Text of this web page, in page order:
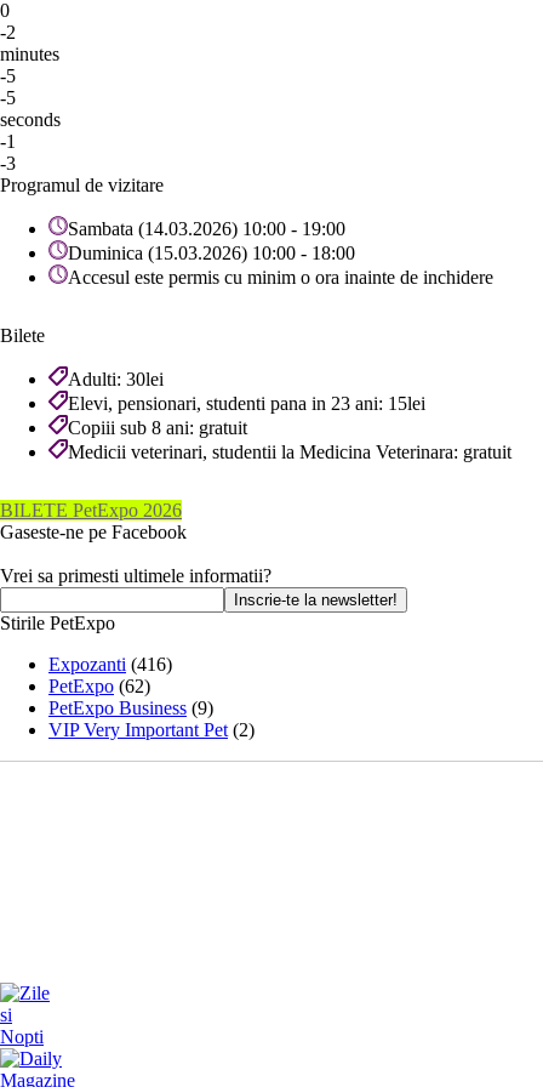
0
-2
minutes
-5
-5
seconds
-1
-3
Programul de vizitare
Sambata (14.03.2026) 10:00 - 19:00
Duminica (15.03.2026) 10:00 - 18:00
Accesul este permis cu minim o ora inainte de inchidere
Bilete
Adulti: 30lei
Elevi, pensionari, studenti pana in 23 ani: 15lei
Copiii sub 8 ani: gratuit
Medicii veterinari, studentii la Medicina Veterinara: gratuit
BILETE PetExpo 2026
Gaseste-ne pe Facebook
Vrei sa primesti ultimele informatii?
Stirile PetExpo
Expozanti (416)
PetExpo (62)
PetExpo Business (9)
VIP Very Important Pet (2)